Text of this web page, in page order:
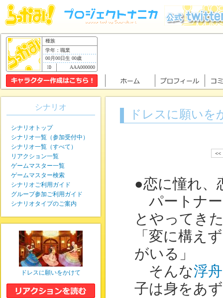
種族
学年：職業
00月00日生 00歳
AAA000000
ドレスに願いを
<<
●恋に憧れ、
パートナー
とやってき
「変に構え
がいる」
そんな浮
子は身をあ
シナリオ
シナリオトップ
シナリオ一覧（参加受付中）
シナリオ一覧（すべて）
リアクション一覧
ゲームマスター一覧
ゲームマスター検索
シナリオご利用ガイド
グループ参加ご利用ガイド
シナリオタイプのご案内
ドレスに願いをかけて